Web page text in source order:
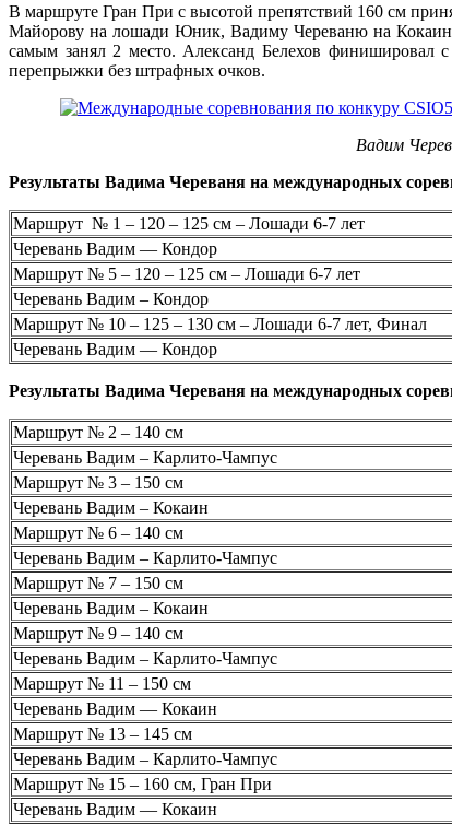
В маршруте Гран При с высотой препятствий 160 см
Майорову на лошади Юник, Вадиму Череваню на
самым занял 2 место. Александ Белехов финишировал
перепрыжки без штрафных очков.
Вадим
Результаты Вадима Череваня на международных
Маршрут № 1 – 120 – 125 см – Лошади 6-7 лет
Черевань Вадим — Кондор
Маршрут № 5 – 120 – 125 см – Лошади 6-7 лет
Черевань Вадим – Кондор
Маршрут № 10 – 125 – 130 см – Лошади 6-7 лет, Финал
Черевань Вадим — Кондор
Результаты Вадима Череваня на международных
Маршрут № 2 – 140 см
Черевань Вадим – Карлито-Чампус
Маршрут № 3 – 150 см
Черевань Вадим – Кокаин
Маршрут № 6 – 140 см
Черевань Вадим – Карлито-Чампус
Маршрут № 7 – 150 см
Черевань Вадим – Кокаин
Маршрут № 9 – 140 см
Черевань Вадим – Карлито-Чампус
Маршрут № 11 – 150 см
Черевань Вадим — Кокаин
Маршрут № 13 – 145 см
Черевань Вадим – Карлито-Чампус
Маршрут № 15 – 160 см, Гран При
Черевань Вадим — Кокаин